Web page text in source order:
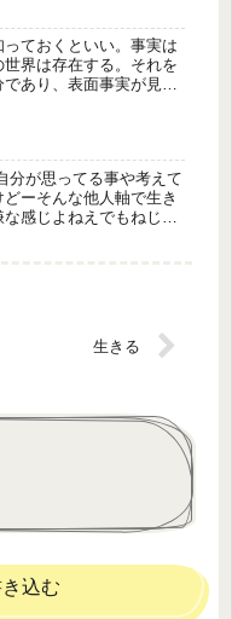
ておくといい。事実は
界は存在する。それを
あり、表面事実が見え
分が思ってる事や考えて
ーそんな他人軸で生き
感じよねえでもねじゃ
生きる
込む